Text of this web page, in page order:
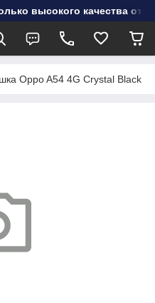
высокого качества от
Oppo A54 4G Crystal Black